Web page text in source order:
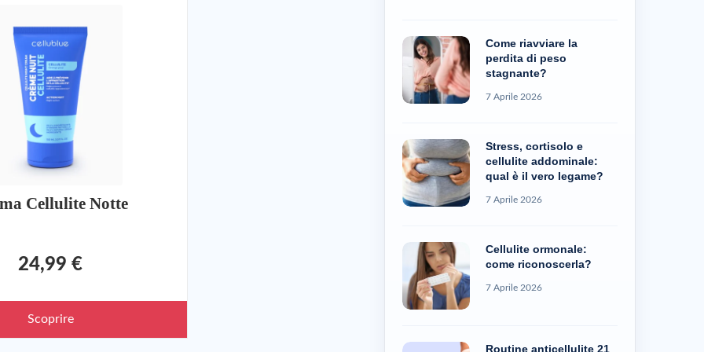
Cellulite Notte
24,99 €
Scoprire
Come riavviare la
perdita di peso
stagnante?
7 Aprile 2026
Stress, cortisolo e
cellulite addominale:
qual è il vero legame?
7 Aprile 2026
Cellulite ormonale:
come riconoscerla?
7 Aprile 2026
Routine anticellulite 21